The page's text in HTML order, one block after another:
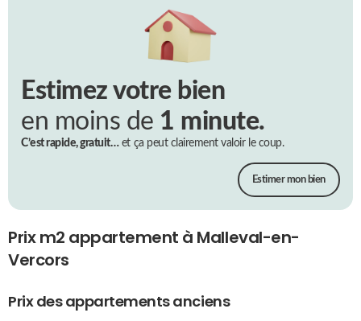
Estimez votre bien
en moins de 1 minute.
C’est rapide, gratuit…et ça peut clairement valoir le coup.
Estimer mon bien
Prix m2 appartement à Malleval-en-
Vercors
Prix des appartements anciens